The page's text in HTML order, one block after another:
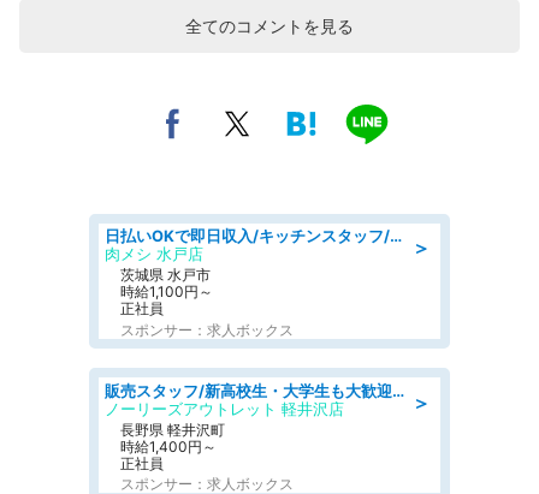
全てのコメントを見る
＞
日払いOKで即日収入/キッチンスタッフ/「原付免許必須」デリバリー業務など、自己成長可能な幅広い仕事に挑戦!髪型自由&ピアス・ネイルOK/茨城県/水戸市
肉メシ 水戸店
茨城県 水戸市
時給1,100円～
正社員
スポンサー：求人ボックス
＞
販売スタッフ/新高校生・大学生も大歓迎/週1短時間勤務もOK/髪色ネイル自由/車通勤可/個人ノルマなし
ノーリーズアウトレット 軽井沢店
長野県 軽井沢町
時給1,400円～
正社員
スポンサー：求人ボックス